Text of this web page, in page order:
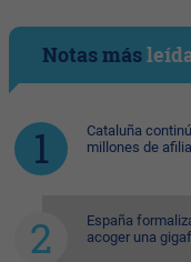
Notas más
Cataluña
millones de
España
acoger una